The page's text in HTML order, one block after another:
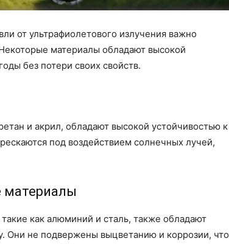
от ультрафиолетового излучения важно
материалы обладают высокой
без потери своих свойств.
и акрил, обладают высокой устойчивостью к
под воздействием солнечных лучей,
материалы
как алюминий и сталь, также обладают
Они не подвержены выцветанию и коррозии, что